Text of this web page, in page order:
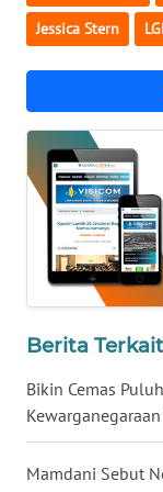
Jessica Stern
Berita Terkait
Bikin Cemas
Mamdani Sebut
WN
WN
SUMBAR
WN
SUMSEL
WN
BENGKULU
WN
LAMPUNG
WN